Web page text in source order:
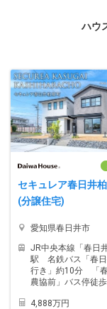
ハウ
セキュレア春日井
(分譲住宅)
愛知県春日井市
JR中央本線「春日井
駅 名鉄バス「春日
行き」約10分 「
農協前」バス停徒
4,888万円